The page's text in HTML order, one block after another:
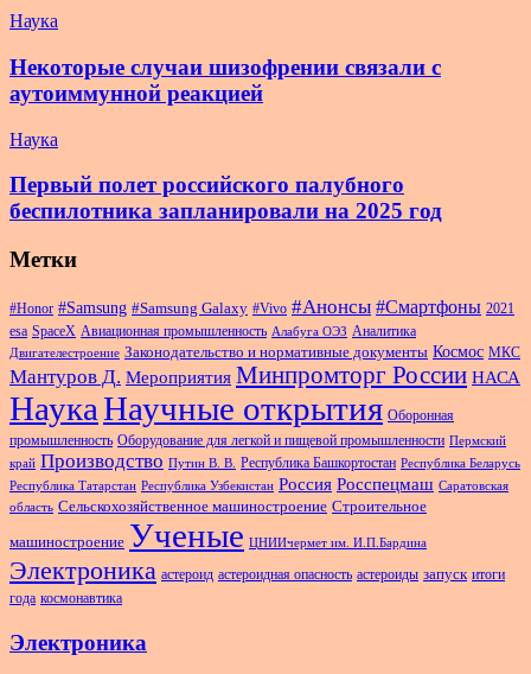
Наука
Некоторые случаи шизофрении связали с
аутоиммунной реакцией
Наука
Первый полет российского палубного
беспилотника запланировали на 2025 год
Метки
#Honor #Samsung #Samsung Galaxy #Vivo #Анонсы #Смартфоны 2021
esa SpaceX Авиационная промышленность Алабуга ОЭЗ Аналитика
Двигателестроение Законодательство и нормативные документы Космос МКС
Мантуров Д. Мероприятия Минпромторг России НАСА
НаукаНаучные открытия Оборонная
промышленность Оборудование для легкой и пищевой промышленности Пермский
край Производство Путин В. В. Республика Башкортостан Республика Беларусь
Республика Татарстан Республика Узбекистан Россия Росспецмаш Саратовская
область Сельскохозяйственное машиностроение Строительное
машиностроение Ученые ЦНИИчермет им. И.П.Бардина
Электроника астероид астероидная опасность астероиды запуск итоги
года космонавтика
Электроника